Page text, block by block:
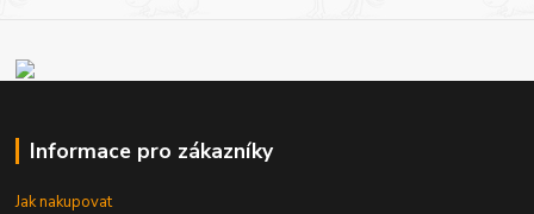
Informace pro zákazníky
Jak nakupovat